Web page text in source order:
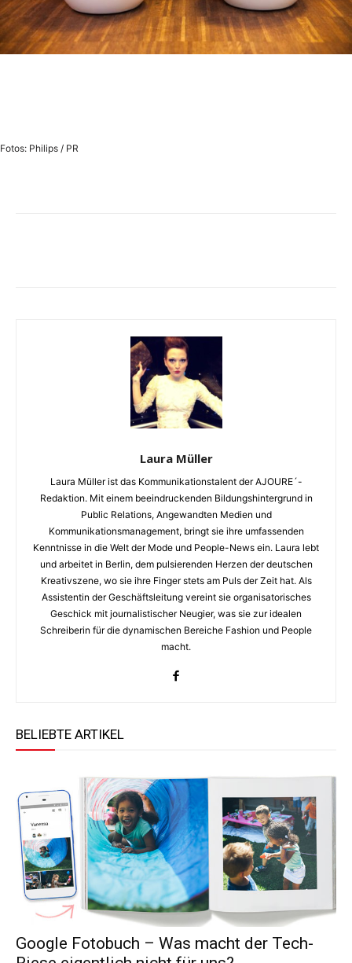
Fotos: Philips / PR
Laura Müller
Laura Müller ist das Kommunikationstalent der AJOURE´-
Redaktion. Mit einem beeindruckenden Bildungshintergrund in
Public Relations, Angewandten Medien und
Kommunikationsmanagement, bringt sie ihre umfassenden
Kenntnisse in die Welt der Mode und People-News ein. Laura lebt
und arbeitet in Berlin, dem pulsierenden Herzen der deutschen
Kreativszene, wo sie ihre Finger stets am Puls der Zeit hat. Als
Assistentin der Geschäftsleitung vereint sie organisatorisches
Geschick mit journalistischer Neugier, was sie zur idealen
Schreiberin für die dynamischen Bereiche Fashion und People
macht.
BELIEBTE ARTIKEL
Google Fotobuch – Was macht der Tech-